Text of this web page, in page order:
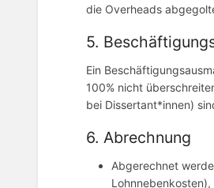
die Overheads
5.
Ein
100% nicht
bei Dissertant*innen)
6. Abrechnung
Abgerechnet